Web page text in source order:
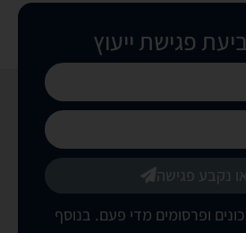
פגישת ייעוץ
ופרסומים מדי פעם. בנוסף
נקבע פגישה